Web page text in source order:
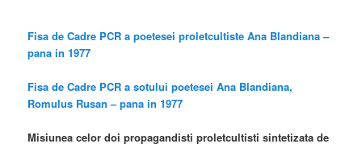
Fisa de Cadre PCR a poetesei proletcultiste Ana Blandiana –
pana in 1977
Fisa de Cadre PCR a sotului poetesei Ana Blandiana,
Romulus Rusan – pana in 1977
Misiunea celor doi propagandisti proletcultisti sintetizata de